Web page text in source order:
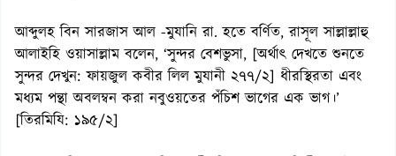
আব্দুলহ বিন সারজাস আল -মুযানি রা. হতে বর্ণিত, রাসূল সাল্লাল্লাহু
আলাইহি ওয়াসাল্লাম বলেন, ‘সুন্দর বেশভুসা, [অর্থাৎ দেখতে শুনতে
সুন্দর দেখুন: ফায়জুল কবীর লিল মুযানী ২৭৭/২] ধীরস্থিরতা এবং
মধ্যম পন্থা অবলম্বন করা নবুওয়তের পঁচিশ ভাগের এক ভাগ।’
[তিরমিযি: ১৯৫/২]